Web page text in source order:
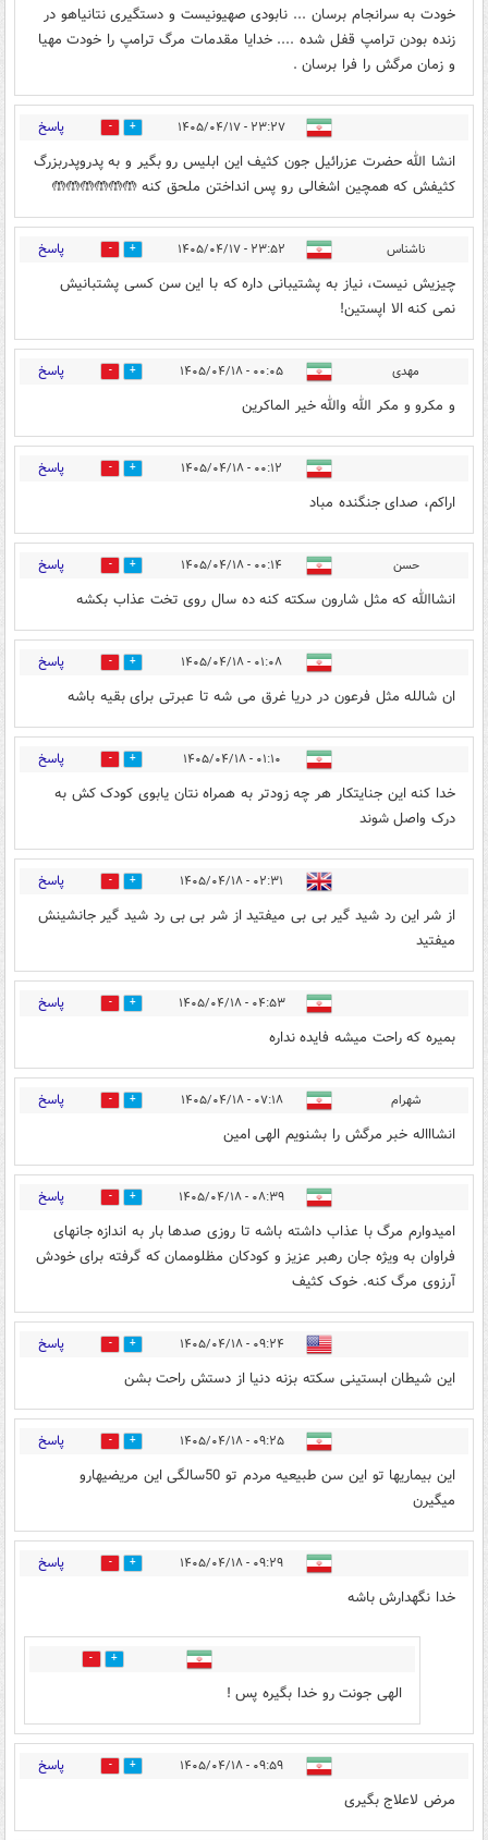
خودت به سرانجام برسان ... نابودی صهیونیست و دستگیری نتانیاهو در
زنده بودن ترامپ قفل شده .... خدایا مقدمات مرگ ترامپ را خودت مهیا
و زمان مرگش را فرا برسان .
۲۳:۲۷ - ۱۴۰۵/۰۴/۱۷ 3 پاسخ
انشا الله حضرت عزرائیل جون کثیف این ابلیس رو بگیر و به پدروپدربزرگ
کثیفش که همچین اشغالی رو پس انداختن ملحق کنه 🤲🤲🤲🤲🤲🤲
ناشناس ۲۳:۵۲ - ۱۴۰۵/۰۴/۱۷ 1 پاسخ
چیزیش نیست، نیاز به پشتیبانی داره که با این سن کسی پشتبانیش
نمی کنه الا اپستین!
مهدی ۰۰:۰۵ - ۱۴۰۵/۰۴/۱۸ 10 پاسخ
و مکرو و مکر الله والله خیر الماکرین
۰۰:۱۲ - ۱۴۰۵/۰۴/۱۸ 0 پاسخ
اراکم، صدای جنگنده مباد
حسن ۰۰:۱۴ - ۱۴۰۵/۰۴/۱۸ 4 پاسخ
انشاالله که مثل شارون سکته کنه ده سال روی تخت عذاب بکشه
۰۱:۰۸ - ۱۴۰۵/۰۴/۱۸ 4 پاسخ
ان شالله مثل فرعون در دریا غرق می شه تا عبرتی برای بقیه باشه
۰۱:۱۰ - ۱۴۰۵/۰۴/۱۸ 3 پاسخ
خدا کنه این جنایتکار هر چه زودتر به همراه نتان یابوی کودک کش به
درک واصل شوند
۰۲:۳۱ - ۱۴۰۵/۰۴/۱۸ 0 پاسخ
از شر این رد شید گیر بی بی میفتید از شر بی بی رد شید گیر جانشینش
میفتید
۰۴:۵۳ - ۱۴۰۵/۰۴/۱۸ 1 پاسخ
بمیره که راحت میشه فایده نداره
شهرام ۰۷:۱۸ - ۱۴۰۵/۰۴/۱۸ 1 پاسخ
انشاااله خبر مرگش را بشنویم الهی امین
۰۸:۳۹ - ۱۴۰۵/۰۴/۱۸ 0 پاسخ
امیدوارم مرگ با عذاب داشته باشه تا روزی صدها بار به اندازه جانهای
فراوان به ویژه جان رهبر عزیز و کودکان مظلوممان که گرفته برای خودش
آرزوی مرگ کنه. خوک کثیف
۰۹:۲۴ - ۱۴۰۵/۰۴/۱۸ 0 پاسخ
این شیطان ابستینی سکته بزنه دنیا از دستش راحت بشن
۰۹:۲۵ - ۱۴۰۵/۰۴/۱۸ 0 پاسخ
این بیماریها تو این سن طبیعیه مردم تو 50سالگی این مریضیهارو
میگیرن
۰۹:۲۹ - ۱۴۰۵/۰۴/۱۸ 1 پاسخ
خدا نگهدارش باشه
0
الهی جونت رو خدا بگیره پس !
۰۹:۵۹ - ۱۴۰۵/۰۴/۱۸ 1 پاسخ
مرض لاعلاج بگیری